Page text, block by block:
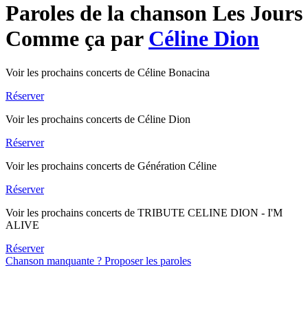
Paroles de la chanson Les Jours
Comme ça par Céline Dion
Voir les prochains concerts de Céline Bonacina
Réserver
Voir les prochains concerts de Céline Dion
Réserver
Voir les prochains concerts de Génération Céline
Réserver
Voir les prochains concerts de TRIBUTE CELINE DION - I'M
ALIVE
Réserver
Chanson manquante ? Proposer les paroles